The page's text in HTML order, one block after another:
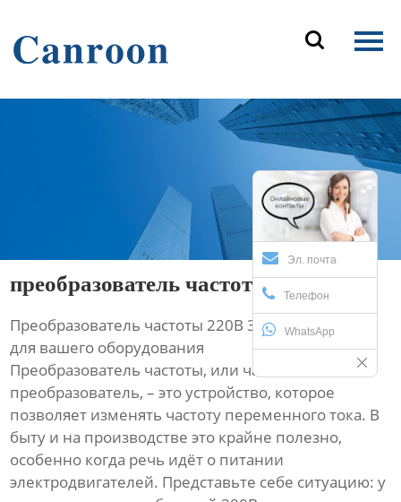

Продукция
Эл. почта
Телефон
WhatsApp
преобразователь частоты 220в 380в
Преобразователь частоты 220В 380В: помощник
для вашего оборудования
Преобразователь частоты, или частотный
преобразователь, – это устройство, которое
позволяет изменять частоту переменного тока. В
быту и на производстве это крайне полезно,
особенно когда речь идёт о питании
электродвигателей. Представьте себе ситуацию: у